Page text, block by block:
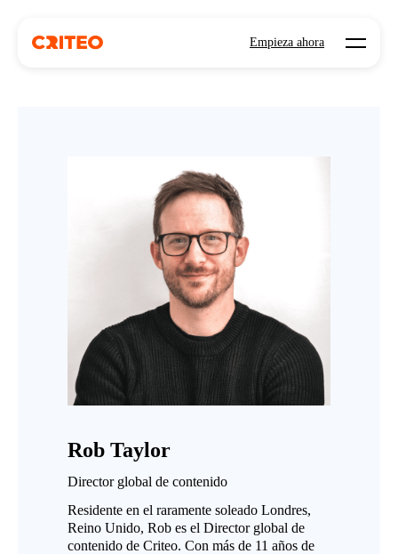
Empieza ahora Open
Rob Taylor
Director global de contenido
Residente en el raramente soleado Londres,
Reino Unido, Rob es el Director global de
contenido de Criteo. Con más de 11 años de